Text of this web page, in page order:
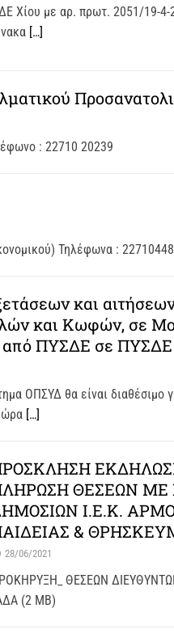
Χίου με αρ. πρωτ. 2051/19-4-
[…]
: 22710 20239
Τηλέφωνα :
και
και Κωφών, σε
ΠΥΣΔΕ σε ΠΥΣΔΕ
ΟΠΣΥΔ θα είναι
ώρα […]
ΘΕΣΕΩΝ ΜΕ
Ι.Ε.Κ.
&
28/06/2021
ΘΕΣΕΩΝ
(2 MB)